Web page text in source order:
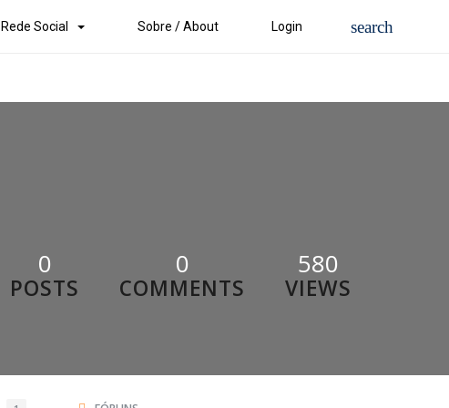
Rede Social Sobre / About Login
0
POSTS
0
COMMENTS
580
VIEWS